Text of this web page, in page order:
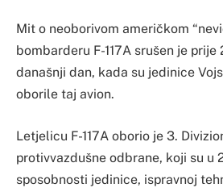
Mit o neoborivom američkom
bombarderu F-117A srušen je prije
današnji dan, kada su jedinice
oborile taj avion.
Letjelicu F-117A oborio je 3.
protivvazdušne odbrane, koji su u
sposobnosti jedinice, ispravnoj